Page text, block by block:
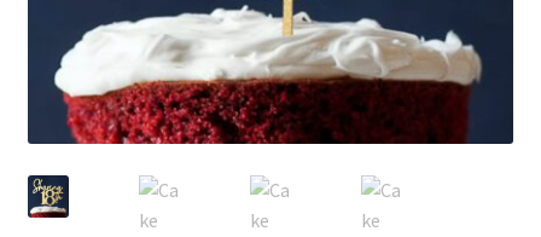
Maatwerk
Contact
Zoeken
naar:
Zoeken